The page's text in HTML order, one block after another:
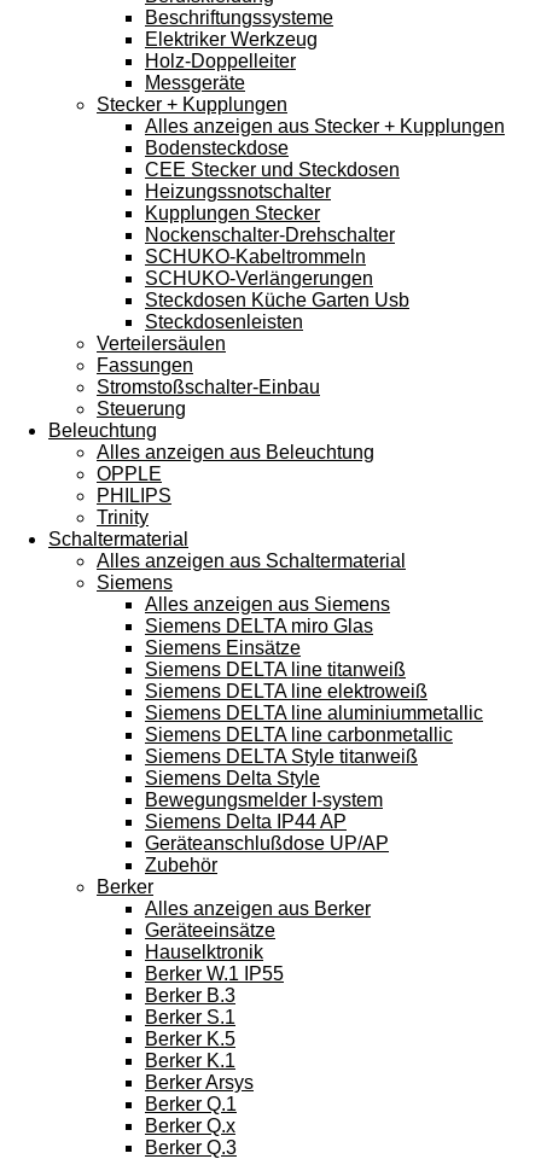
Beschriftungssysteme
Elektriker Werkzeug
Holz-Doppelleiter
Messgeräte
Stecker + Kupplungen
Alles anzeigen aus Stecker + Kupplungen
Bodensteckdose
CEE Stecker und Steckdosen
Heizungssnotschalter
Kupplungen Stecker
Nockenschalter-Drehschalter
SCHUKO-Kabeltrommeln
SCHUKO-Verlängerungen
Steckdosen Küche Garten Usb
Steckdosenleisten
Verteilersäulen
Fassungen
Stromstoßschalter-Einbau
Steuerung
Beleuchtung
Alles anzeigen aus Beleuchtung
OPPLE
PHILIPS
Trinity
Schaltermaterial
Alles anzeigen aus Schaltermaterial
Siemens
Alles anzeigen aus Siemens
Siemens DELTA miro Glas
Siemens Einsätze
Siemens DELTA line titanweiß
Siemens DELTA line elektroweiß
Siemens DELTA line aluminiummetallic
Siemens DELTA line carbonmetallic
Siemens DELTA Style titanweiß
Siemens Delta Style
Bewegungsmelder I-system
Siemens Delta IP44 AP
Geräteanschlußdose UP/AP
Zubehör
Berker
Alles anzeigen aus Berker
Geräteeinsätze
Hauselktronik
Berker W.1 IP55
Berker B.3
Berker S.1
Berker K.5
Berker K.1
Berker Arsys
Berker Q.1
Berker Q.x
Berker Q.3